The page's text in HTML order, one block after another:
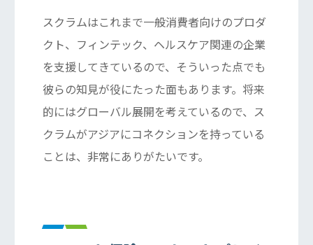
スクラムはこれまで一般消費者向けのプロダ
クト、フィンテック、ヘルスケア関連の企業
を支援してきているので、そういった点でも
彼らの知見が役にたった面もあります。将来
的にはグローバル展開を考えているので、ス
クラムがアジアにコネクションを持っている
ことは、非常にありがたいです。